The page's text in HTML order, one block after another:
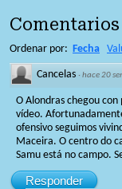
Comentarios
Ordenar por: Fecha
Cancelas ·hace 20
O Alondras chegou con
vídeo.
ofensivo seguimos
Maceira. O centro do
Samu está no campo.
Responder